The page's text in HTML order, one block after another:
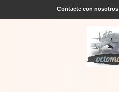
Contacte con nosotros